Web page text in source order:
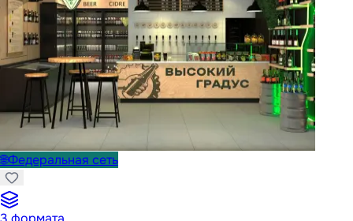
🌐Федеральная сеть